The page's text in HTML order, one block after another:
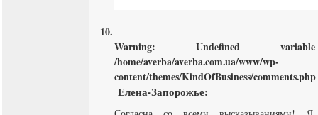
Warning: Undefined
/home/averba/averba.com.ua/www/wp-
content/themes/KindOfBusiness/comments.php
Елена-Запорожье: